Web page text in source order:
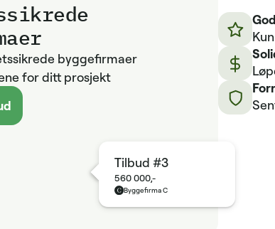
byggefirmaer
for ditt prosjekt
Tilbud #3
560 000,-
Byggefirma C